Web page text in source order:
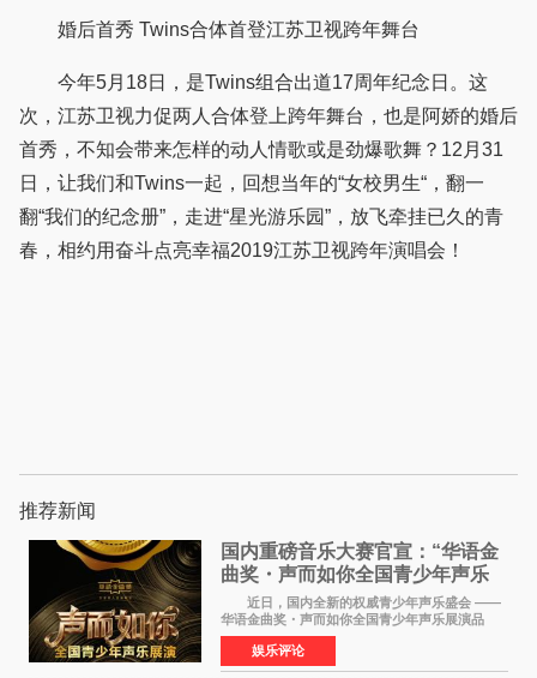
婚后首秀 Twins合体首登江苏卫视跨年舞台
今年5月18日，是Twins组合出道17周年纪念日。这
次，江苏卫视力促两人合体登上跨年舞台，也是阿娇的婚后
首秀，不知会带来怎样的动人情歌或是劲爆歌舞？12月31
日，让我们和Twins一起，回想当年的“女校男生“，翻一
翻“我们的纪念册”，走进“星光游乐园”，放飞牵挂已久的青
春，相约用奋斗点亮幸福2019江苏卫视跨年演唱会！
推荐新闻
国内重磅音乐大赛官宣：“华语金
曲奖・声而如你全国青少年声乐
展演” 正式启幕，阿沁出任明星总
评审
近日，国内全新的权威青少年声乐盛会 ——
华语金曲奖・声而如你全国青少年声乐展演品
牌，在湖南长沙隆重举行官宣，国内又一高规格
青少年声乐赛事全面启航。 本赛事由寰宇声
扬联合华语金曲
娱乐评论